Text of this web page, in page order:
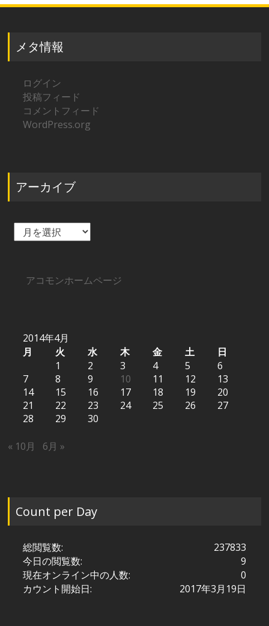
メタ情報
ログイン
投稿フィード
コメントフィード
WordPress.org
アーカイブ
ア
アコモンホームページ
2014年4月
月
火 水 木 金 土
日
1
2 3 4 5
6
7
8 9 10 11 12
13
14
15 16 17 18 19
20
21
22 23 24 25 26
27
28
29 30
« 10月 6月 »
Count per Day
237833
総閲覧数:
9
今日の閲覧数:
0
現在オンライン中の人数:
2017年3月19日
カウント開始日: